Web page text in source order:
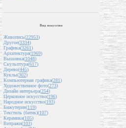
Вид искусства
Живопись(22953)
Другое(3334)
Графика(3261)
Архитектура(1969)
Вышивка(1048)
Скульптура(617)
Дерево(445)
Куклы(302)
Компьютерная графика(281)
Художественное фото(273)
Дизайн интерьера(254)
Церковное искусство(196)
Народное искусство(193)
Бижутерия(119)
Текстиль (батик)(107)
Керамика(105)
Витражи(103)